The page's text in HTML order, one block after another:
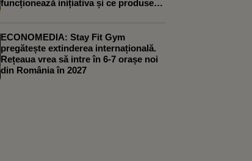
funcționează inițiativa și ce produse
ECONOMEDIA: Stay Fit Gym
pregătește extinderea internațională.
Rețeaua vrea să intre în 6-7 orașe noi
din România în 2027